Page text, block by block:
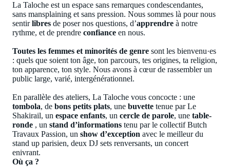
La Taloche est un espace sans remarques condescendantes,
sans mansplaining et sans pression. Nous sommes là pour nous
sentirlibres de poser nos questions, d’apprendre à notre
rythme, et de prendre confiance en nous.
Toutes les femmes et minorités de genre sont les bienvenu·es
: quels que soient ton âge, ton parcours, tes origines, ta religion,
ton apparence, ton style. Nous avons à cœur de rassembler un
public large, varié, intergénérationnel.
En parallèle des ateliers, La Taloche vous concocte : une
tombola, de bons petits plats, une buvette tenue par Le
Shakirail, un espace enfants, un cercle de parole, une table-
ronde , un stand d’informations tenu par le collectif Butch
Travaux Passion, un show d’exception avec le meilleur du
stand up parisien, deux DJ sets renversants, un concert
enivrant.
Où ça ?